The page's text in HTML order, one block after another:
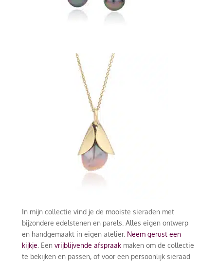
In mijn collectie vind je de mooiste sieraden met
bijzondere edelstenen en parels. Alles eigen ontwerp
en handgemaakt in eigen atelier. Neem gerust een
kijkje . Een vrijblijvende afspraakmaken om de collectie
te bekijken en passen, of voor een persoonlijk sieraad